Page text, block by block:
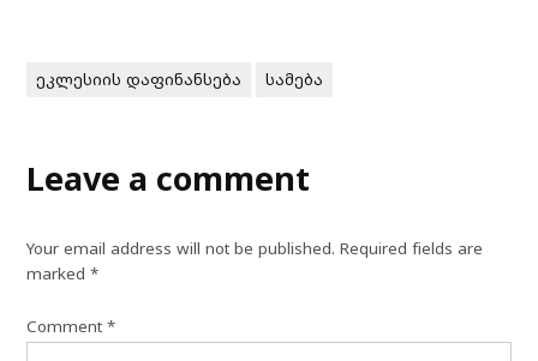
ეკლესიის დაფინანსება სამება
Leave a comment
Your email address will not be published. Required fields are
marked*
Comment*